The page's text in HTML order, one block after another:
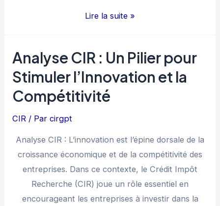
Le
consultants
CIR
Lire la suite »
Analyse CIR : Un Pilier pour
Stimuler l’Innovation et la
Compétitivité
CIR / Parcirgpt
Analyse CIR : L’innovation est l’épine dorsale de la
croissance économique et de la compétitivité des
entreprises. Dans ce contexte, le Crédit Impôt
Recherche (CIR) joue un rôle essentiel en
encourageant les entreprises à investir dans la